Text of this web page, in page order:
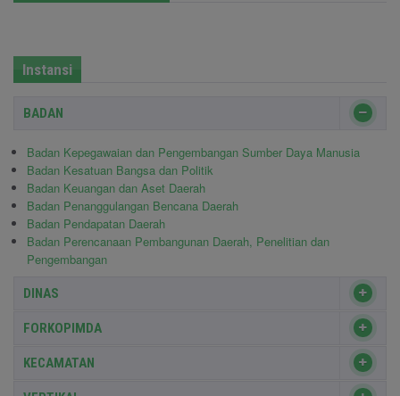
Instansi
BADAN
Badan Kepegawaian dan Pengembangan Sumber Daya Manusia
Badan Kesatuan Bangsa dan Politik
Badan Keuangan dan Aset Daerah
Badan Penanggulangan Bencana Daerah
Badan Pendapatan Daerah
Badan Perencanaan Pembangunan Daerah, Penelitian dan
Pengembangan
DINAS
FORKOPIMDA
KECAMATAN